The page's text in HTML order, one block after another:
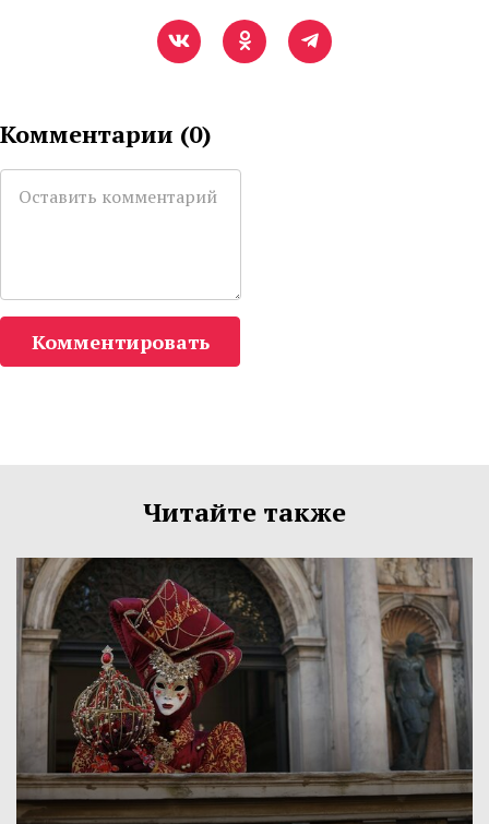
Комментарии (0)
Комментировать
Читайте также